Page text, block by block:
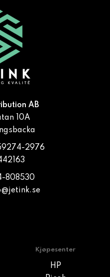
AB
10A
2976
808530
Kjøpesenter
HP